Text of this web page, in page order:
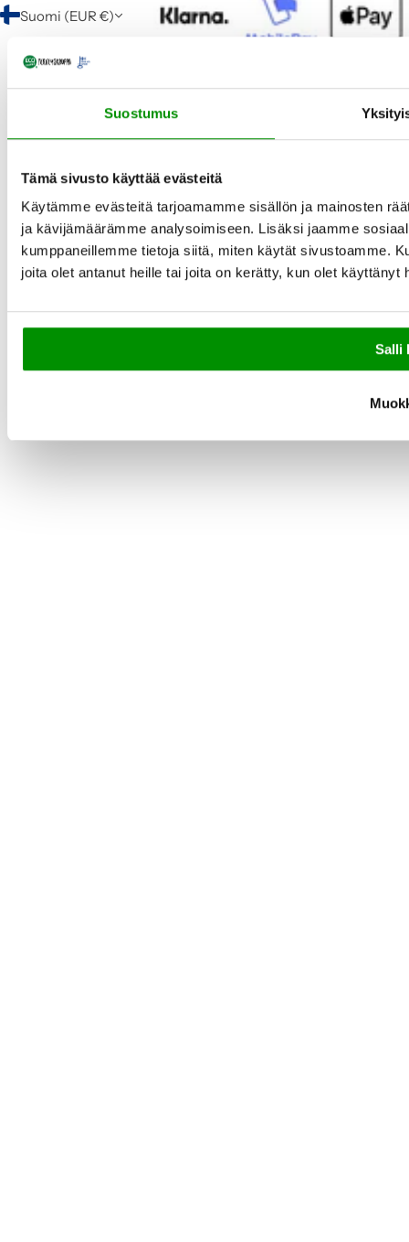
Suostumus
Tämä sivusto käyttää evästeitä
Käytämme evästeitä tarjoamamme sisällön ja mainosten
ja kävijämäärämme analysoimiseen. Lisäksi jaamme
kumppaneillemme tietoja siitä, miten käytät sivustoamme.
joita olet antanut heille tai joita on kerätty, kun olet käyttänyt
Salli
Suomi (EUR €)